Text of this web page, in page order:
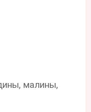
малины,